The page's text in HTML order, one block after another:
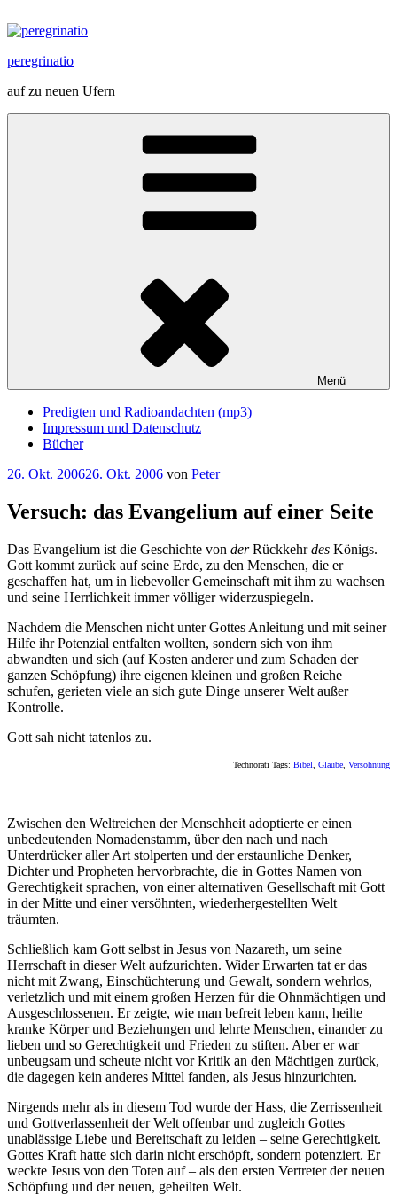
Inhalt
peregrinatio
auf zu neuen Ufern
Menü
Predigten und Radioandachten (mp3)
Impressum und Datenschutz
Bücher
Veröffentlicht
26. Okt. 200626. Okt. 2006 von Peter
Versuch: das Evangelium auf einer Seite
Das Evangelium ist die Geschichte von derRückkehrdes Königs.
Gott kommt zurück auf seine Erde, zu den Menschen, die er
geschaffen hat, um in liebevoller Gemeinschaft mit ihm zu wachsen
und seine Herrlichkeit immer völliger widerzuspiegeln.
Nachdem die Menschen nicht unter Gottes Anleitung und mit seiner
Hilfe ihr Potenzial entfalten wollten, sondern sich von ihm
abwandten und sich (auf Kosten anderer und zum Schaden der
ganzen Schöpfung) ihre eigenen kleinen und großen Reiche
schufen, gerieten viele an sich gute Dinge unserer Welt außer
Kontrolle.
Gott sah nicht tatenlos zu.
Technorati Tags: Bibel Glaube Versöhnung
Zwischen den Weltreichen der Menschheit adoptierte er einen
unbedeutenden Nomadenstamm, über den nach und nach
Unterdrücker aller Art stolperten und der erstaunliche Denker,
Dichter und Propheten hervorbrachte, die in Gottes Namen von
Gerechtigkeit sprachen, von einer alternativen Gesellschaft mit Gott
in der Mitte und einer versöhnten, wiederhergestellten Welt
träumten.
Schließlich kam Gott selbst in Jesus von Nazareth, um seine
Herrschaft in dieser Welt aufzurichten. Wider Erwarten tat er das
nicht mit Zwang, Einschüchterung und Gewalt, sondern wehrlos,
verletzlich und mit einem großen Herzen für die Ohnmächtigen und
Ausgeschlossenen. Er zeigte, wie man befreit leben kann, heilte
kranke Körper und Beziehungen und lehrte Menschen, einander zu
lieben und so Gerechtigkeit und Frieden zu stiften. Aber er war
unbeugsam und scheute nicht vor Kritik an den Mächtigen zurück,
die dagegen kein anderes Mittel fanden, als Jesus hinzurichten.
Nirgends mehr als in diesem Tod wurde der Hass, die Zerrissenheit
und Gottverlassenheit der Welt offenbar und zugleich Gottes
unablässige Liebe und Bereitschaft zu leiden – seine Gerechtigkeit.
Gottes Kraft hatte sich darin nicht erschöpft, sondern potenziert. Er
weckte Jesus von den Toten auf – als den ersten Vertreter der neuen
Schöpfung und der neuen, geheilten Welt.